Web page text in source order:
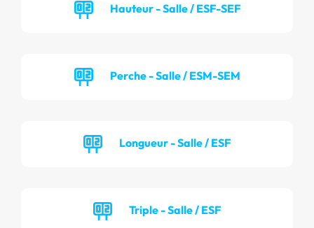
Hauteur - Salle / ESF-SEF
Perche - Salle / ESM-SEM
Longueur - Salle / ESF
Triple - Salle / ESF